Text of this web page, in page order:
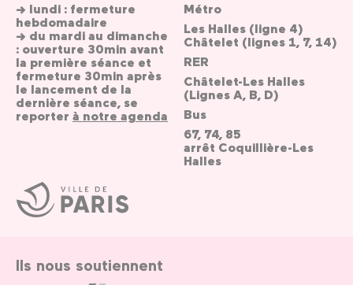
Ville
de
Paris
→ lundi : fermeture
hebdomadaire
→ du mardi au dimanche
: ouverture 30min avant
la première séance et
fermeture 30min après
le lancement de la
dernière séance, se
reporter à notre agenda
Métro
Les Halles (ligne 4)
Châtelet (lignes 1, 7, 14)
RER
Châtelet-Les Halles
(Lignes A, B, D)
Bus
67, 74, 85
arrêt Coquillière-Les
Halles
Ils nous soutiennent